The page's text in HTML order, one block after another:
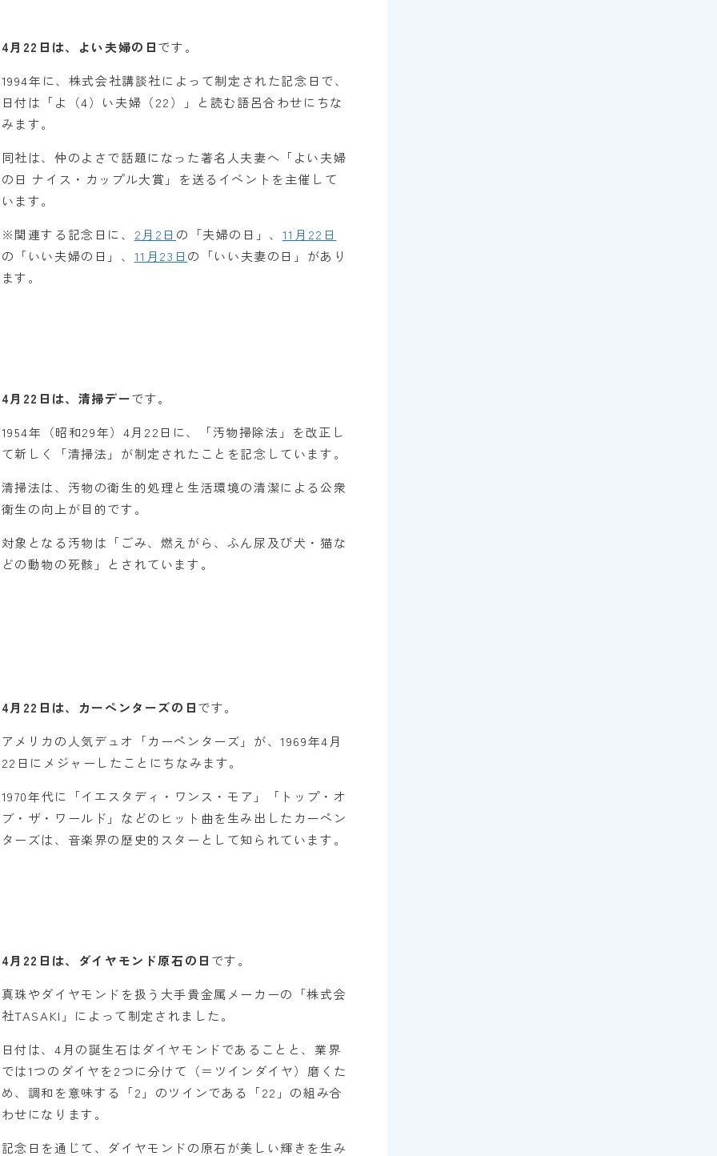
4月22日は、よい夫婦の日です。
1994年に、株式会社講談社によって制定された記念日で、
日付は「よ（4）い夫婦（22）」と読む語呂合わせにちな
みます。
同社は、仲のよさで話題になった著名人夫妻へ「よい夫婦
の日 ナイス・カップル大賞」を送るイベントを主催して
います。
※関連する記念日に、 2月2日 の「夫婦の日」、 11月22日
の「いい夫婦の日」、 11月23日 の「いい夫妻の日」があり
ます。
4月22日は、清掃デーです。
1954年（昭和29年）4月22日に、「汚物掃除法」を改正し
て新しく「清掃法」が制定されたことを記念しています。
清掃法は、汚物の衛生的処理と生活環境の清潔による公衆
衛生の向上が目的です。
対象となる汚物は「ごみ、燃えがら、ふん尿及び犬・猫な
どの動物の死骸」とされています。
4月22日は、カーペンターズの日です。
アメリカの人気デュオ「カーペンターズ」が、1969年4月
22日にメジャーしたことにちなみます。
1970年代に「イエスタディ・ワンス・モア」「トップ・オ
ブ・ザ・ワールド」などのヒット曲を生み出したカーペン
ターズは、音楽界の歴史的スターとして知られています。
4月22日は、ダイヤモンド原石の日 です。
真珠やダイヤモンドを扱う大手貴金属メーカーの「株式会
社TASAKI」によって制定されました。
日付は、4月の誕生石はダイヤモンドであることと、業界
では1つのダイヤを2つに分けて（＝ツインダイヤ）磨くた
め、調和を意味する「2」のツインである「22」の組み合
わせになります。
記念日を通じて、ダイヤモンドの原石が美しい輝きを生み